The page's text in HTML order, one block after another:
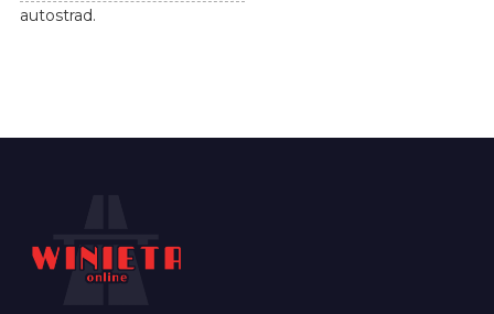
autostrad.